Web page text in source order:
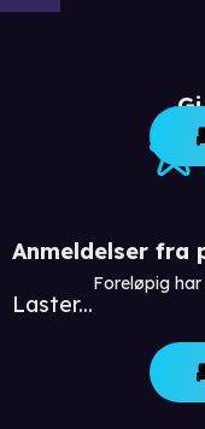
Anmeldelser fra
Laster...
Foreløpig